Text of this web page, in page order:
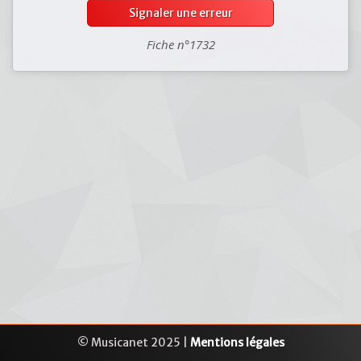
Signaler une erreur
Fiche n°1732
© Musicanet 2025 | Mentions légales